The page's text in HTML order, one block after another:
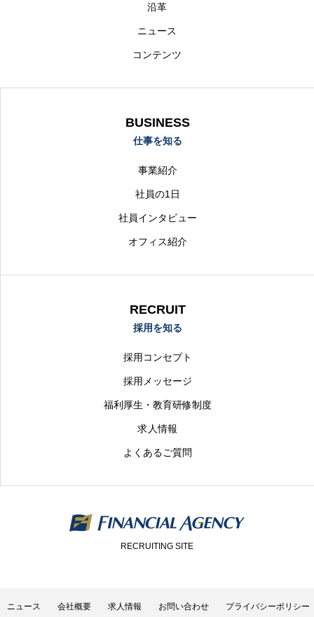
沿革
ニュース
コンテンツ
BUSINESS
仕事を知る
事業紹介
社員の1日
社員インタビュー
オフィス紹介
RECRUIT
採用を知る
採用コンセプト
採用メッセージ
福利厚生・教育研修制度
求人情報
よくあるご質問
RECRUITING SITE
ニュース 会社概要 求人情報 お問い合わせ プライバシーポリシー